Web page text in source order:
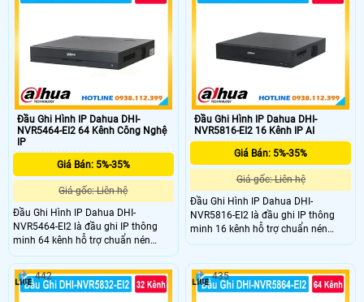
mở rộng camera IP linh hoạt, phù
thống an ninh quy mô vừa.
lượng tối đa mỗi ổ 20TB tích hợp
khuôn mặt nhận diện biển số xe và
phân tích hành vi.
Đầu Ghi Hình IP Dahua DHI-
NVR5464-EI2 64 Kênh Công Nghệ
IP
Giá Bán: 5%-35%
Giá gốc: Liên hệ
Đầu Ghi Hình IP Dahua DHI-
NVR5464-EI2 là đầu ghi IP thông
minh 64 kênh hỗ trợ chuẩn nén
Smart H.265+/H.265 ghi hình độ
phân giải lên đến 32MP và xuất
hình 8K HDMI. Hỗ trợ 4 ổ cứng dung
lượng tối đa mỗi ổ 20TB tích hợp
Đầu Ghi Hình IP Dahua DHI-
NVR5816-EI2 16 Kênh IP AI
Giá Bán: 5%-35%
Giá gốc: Liên hệ
Đầu Ghi Hình IP Dahua DHI-
NVR5816-EI2 là đầu ghi IP thông
minh 16 kênh hỗ trợ chuẩn nén
Smart H.265+/H.265 ghi hình độ
hình 8K HDMI. Hỗ trợ 8 ổ cứng dung
lượng tối đa mỗi ổ 20TB Hỗ trợ kết
442 435